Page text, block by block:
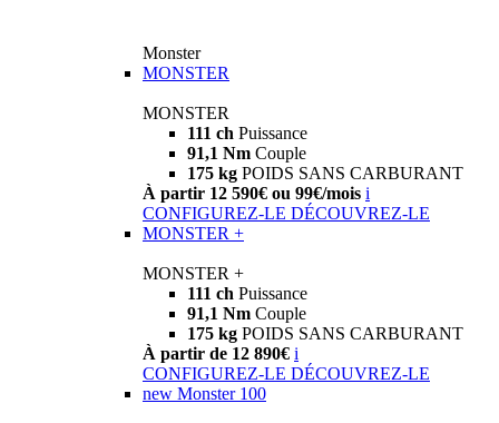
Monster
MONSTER
MONSTER
111 ch Puissance
91,1 Nm Couple
175 kg POIDS SANS CARBURANT
À partir 12 590€ ou 99€/mois i
CONFIGUREZ-LE DÉCOUVREZ-LE
MONSTER +
MONSTER +
111 ch Puissance
91,1 Nm Couple
175 kg POIDS SANS CARBURANT
À partir de 12 890€ i
CONFIGUREZ-LE DÉCOUVREZ-LE
new Monster 100